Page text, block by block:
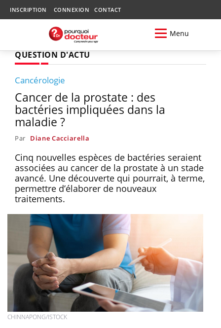
INSCRIPTION CONNEXION CONTACT
Menu
QUESTION D'ACTU
Cancérologie
Cancer de la prostate : des
bactéries impliquées dans la
maladie ?
Par Diane Cacciarella
Cinq nouvelles espèces de bactéries seraient
associées au cancer de la prostate à un stade
avancé. Une découverte qui pourrait, à terme,
permettre d’élaborer de nouveaux
traitements.
CHINNAPONG/ISTOCK